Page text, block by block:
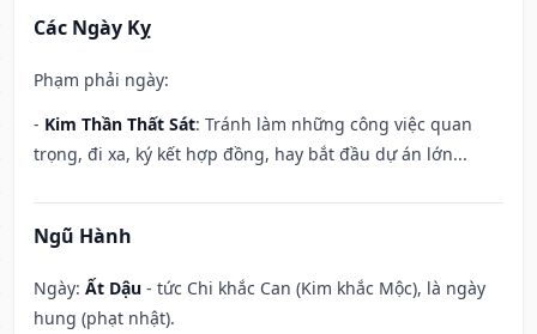
Các Ngày Kỵ
Phạm phải ngày:
- Kim Thần Thất Sát: Tránh làm những công việc quan
trọng, đi xa, ký kết hợp đồng, hay bắt đầu dự án lớn...
Ngũ Hành
Ngày: Ất Dậu - tức Chi khắc Can (Kim khắc Mộc), là ngày
hung (phạt nhật).